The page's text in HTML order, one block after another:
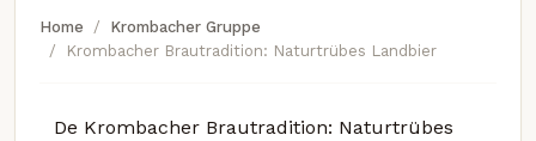
Home
Krombacher Gruppe
Krombacher Brautradition: Naturtrübes Landbier
De Krombacher Brautradition: Naturtrübes